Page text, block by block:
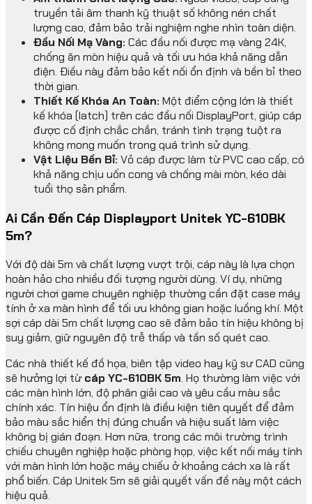
truyền tải âm thanh kỹ thuật số không nén chất
lượng cao, đảm bảo trải nghiệm nghe nhìn toàn diện.
Đầu Nối Mạ Vàng: Các đầu nối được mạ vàng 24K,
chống ăn mòn hiệu quả và tối ưu hóa khả năng dẫn
điện. Điều này đảm bảo kết nối ổn định và bền bỉ theo
thời gian.
Thiết Kế Khóa An Toàn: Một điểm cộng lớn là thiết
kế khóa (latch) trên các đầu nối DisplayPort, giúp cáp
được cố định chắc chắn, tránh tình trạng tuột ra
không mong muốn trong quá trình sử dụng.
Vật Liệu Bền Bỉ: Vỏ cáp được làm từ PVC cao cấp, có
khả năng chịu uốn cong và chống mài mòn, kéo dài
tuổi thọ sản phẩm.
Ai Cần Đến Cáp Displayport Unitek YC-610BK
5m?
Với độ dài 5m và chất lượng vượt trội, cáp này là lựa chọn
hoàn hảo cho nhiều đối tượng người dùng. Ví dụ, những
người chơi game chuyên nghiệp thường cần đặt case máy
tính ở xa màn hình để tối ưu không gian hoặc luồng khí. Một
sợi cáp dài 5m chất lượng cao sẽ đảm bảo tín hiệu không bị
suy giảm, giữ nguyên độ trễ thấp và tần số quét cao.
Các nhà thiết kế đồ họa, biên tập video hay kỹ sư CAD cũng
sẽ hưởng lợi từcáp YC-610BK 5m. Họ thường làm việc với
các màn hình lớn, độ phân giải cao và yêu cầu màu sắc
chính xác. Tín hiệu ổn định là điều kiện tiên quyết để đảm
bảo màu sắc hiển thị đúng chuẩn và hiệu suất làm việc
không bị gián đoạn. Hơn nữa, trong các môi trường trình
chiếu chuyên nghiệp hoặc phòng họp, việc kết nối máy tính
với màn hình lớn hoặc máy chiếu ở khoảng cách xa là rất
phổ biến. Cáp Unitek 5m sẽ giải quyết vấn đề này một cách
hiệu quả.